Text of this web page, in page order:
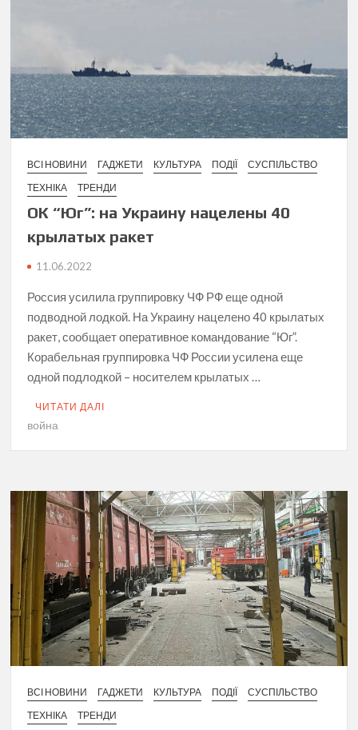
ВСІ НОВИНИ ГАДЖЕТИ КУЛЬТУРА ПОДІЇ
СУСПІЛЬСТВО
ТЕХНІКА
ТРЕНДИ
ОК “Юг”: на Украину нацелены 40
крылатых ракет
11.06.2022
Россия усилила группировку ЧФ РФ еще одной
подводной лодкой. На Украину нацелено 40 крылатых
ракет, сообщает оперативное командование “Юг”.
Корабельная группировка ЧФ России усилена еще
одной подлодкой – носителем крылатых …
ЧИТАТИ ДАЛІ
война
ВСІ НОВИНИ ГАДЖЕТИ КУЛЬТУРА ПОДІЇ
СУСПІЛЬСТВО
ТЕХНІКА
ТРЕНДИ